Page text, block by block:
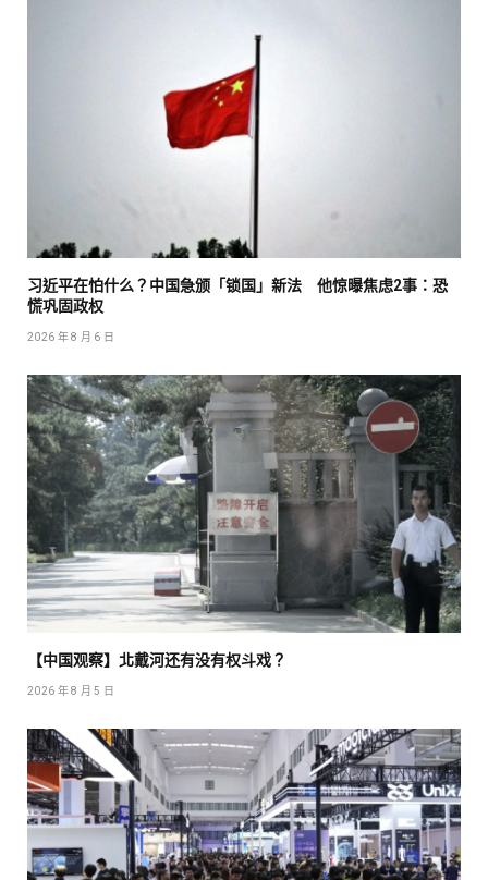
习近平在怕什么？中国急颁「锁国」新法 他惊曝焦虑2事：恐
慌巩固政权
2026 年 8 月 6 日
【中国观察】北戴河还有没有权斗戏？
2026 年 8 月 5 日